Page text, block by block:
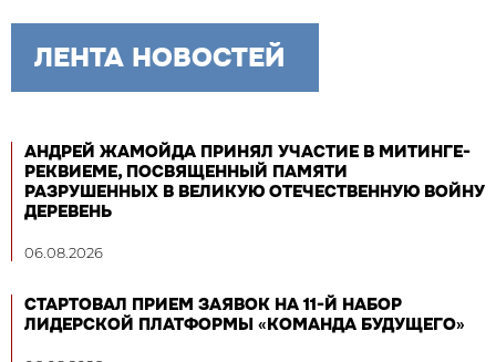
ЛЕНТА НОВОСТЕЙ
АНДРЕЙ ЖАМОЙДА ПРИНЯЛ УЧАСТИЕ В МИТИНГЕ-
РЕКВИЕМЕ, ПОСВЯЩЕННЫЙ ПАМЯТИ
РАЗРУШЕННЫХ В ВЕЛИКУЮ ОТЕЧЕСТВЕННУЮ ВОЙНУ
ДЕРЕВЕНЬ
06.08.2026
СТАРТОВАЛ ПРИЕМ ЗАЯВОК НА 11-Й НАБОР
ЛИДЕРСКОЙ ПЛАТФОРМЫ «КОМАНДА БУДУЩЕГО»